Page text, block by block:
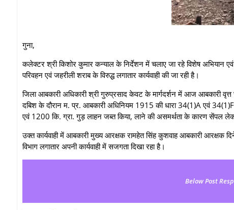
गुना,
कलेक्टर श्री किशोर कुमार कन्याल के निर्देशन में चलाए जा रहे विशेष अभियान एवं
परिवहन एवं जहरीली शराब के विरुद्ध लगातार कार्यवाही की जा रही है।
जिला आबकारी अधिकारी श्री गुरुप्रसाद केवट के मार्गदर्शन में आज आबकारी वृत्त
दबिश के दौरान म. प्र. आबकारी अधिनियम 1915 की धारा 34(1)A एवं
एवं 1200 कि. ग्रा. गुड़ लाहन जब्त किया, लाने की असमर्थता के कारण सेंपल
उक्त कार्यवाही में आबकारी मुख्य आरक्षक रामहेत सिंह कुशवाह आबकारी आरक्षक
विभाग लगातार अपनी कार्यवाही में सजगता दिखा रहा है।
Below Post